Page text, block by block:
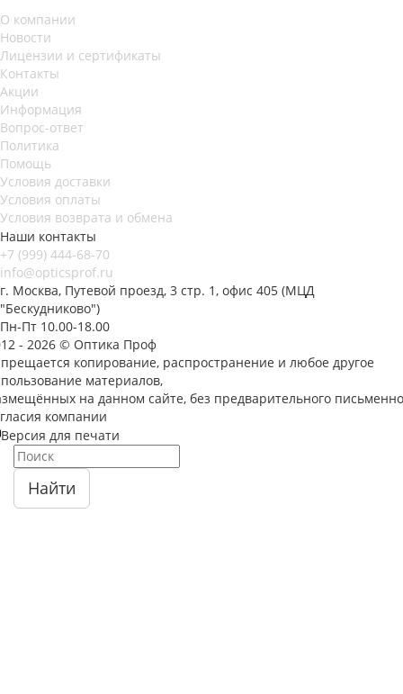
О компании
Новости
Лицензии и сертификаты
Контакты
Акции
Информация
Вопрос-ответ
Политика
Помощь
Условия доставки
Условия оплаты
Условия возврата и обмена
Наши контакты
+7 (999) 444-68-70
info@opticsprof.ru
г. Москва, Путевой проезд, 3 стр. 1, офис 405 (МЦД
"Бескудниково")
Пн-Пт 10.00-18.00
- 2026 © Оптика Проф
копирование, распространение и любое другое
материалов,
на данном сайте, без предварительного
компании
Версия для печати
Найти